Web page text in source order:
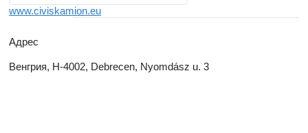
www.civiskamion.eu
Адрес
Венгрия, H-4002, Debrecen, Nyomdász u. 3